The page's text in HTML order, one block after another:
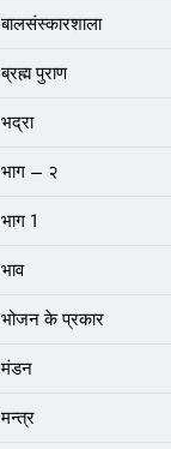
बालसंस्कारशाला
ब्रह्म पुराण
भद्रा
भाग – २
भाग 1
भाव
भोजन के प्रकार
मंडन
मन्त्र